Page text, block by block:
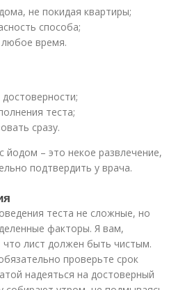
не покидая квартиры;
способа;
время.
теста;
сразу.
йодом – это некое развлечение,
подтвердить у врача.
теста не сложные, но
факторы. Я вам,
что лист должен быть чистым.
проверьте срок
надеяться на достоверный